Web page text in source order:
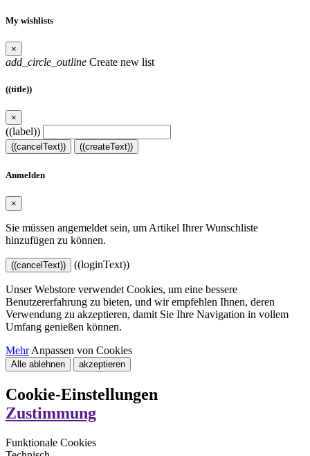
My wishlists
×
add_circle_outline Create new list
((title))
×
((label))
((cancelText)) ((createText))
Anmelden
×
Sie müssen angemeldet sein, um Artikel Ihrer Wunschliste
hinzufügen zu können.
((cancelText)) ((loginText))
Unser Webstore verwendet Cookies, um eine bessere
Benutzererfahrung zu bieten, und wir empfehlen Ihnen, deren
Verwendung zu akzeptieren, damit Sie Ihre Navigation in vollem
Umfang genießen können.
Mehr Anpassen von Cookies
Alle ablehnen akzeptieren
Cookie-Einstellungen
Zustimmung
Funktionale Cookies